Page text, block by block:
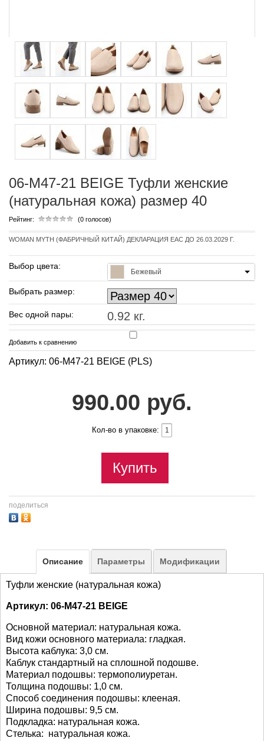
06-M47-21 BEIGE Туфли женские
(натуральная кожа) размер 40
Рейтинг: (0 голосов)
WOMAN MYTH (ФАБРИЧНЫЙ КИТАЙ) ДЕКЛАРАЦИЯ EAC ДО 26.03.2029 Г.
Выбор цвета:
Бежевый
Выбрать размер:
Вес одной пары: 0.92 кг.
Добавить к сравнению
Артикул: 06-M47-21 BEIGE (PLS)
990.00 руб.
Кол-во в упаковке:
Купить
поделиться
Описание Параметры Модификации
Туфли женские (натуральная кожа)
Артикул: 06-M47-21 BEIGE
Основной материал: натуральная кожа.
Вид кожи основного материала: гладкая.
Высота каблука: 3,0 см.
Каблук стандартный на сплошной подошве.
Материал подошвы: термополиуретан.
Толщина подошвы: 1,0 см.
Способ соединения подошвы: клееная.
Ширина подошвы: 9,5 см.
Подкладка: натуральная кожа.
Стелька: натуральная кожа.